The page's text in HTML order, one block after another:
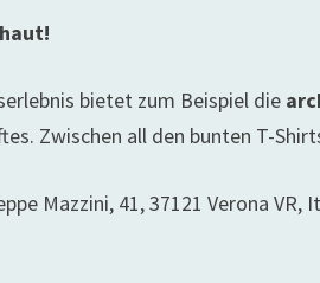
bietet zum Beispiel die
Zwischen all den bunten T-
Mazzini, 41, 37121 Verona VR,